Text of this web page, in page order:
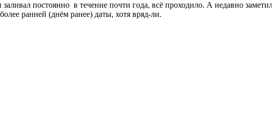
постоянно в течение почти года, всё проходило. А недавно
ранней (днём ранее) даты, хотя вряд-ли.